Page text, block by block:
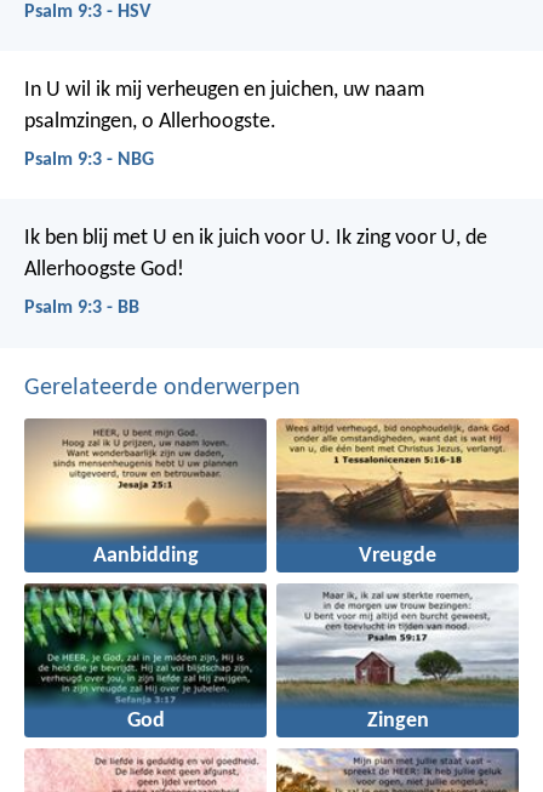
Psalm 9:3 - HSV
In U wil ik mij verheugen en juichen, uw naam
psalmzingen, o Allerhoogste.
Psalm 9:3 - NBG
Ik ben blij met U en ik juich voor U. Ik zing voor U, de
Allerhoogste God!
Psalm 9:3 - BB
Gerelateerde onderwerpen
Aanbidding Vreugde
God Zingen